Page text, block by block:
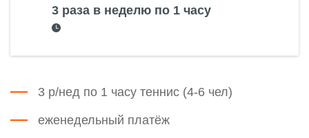
3 раза в неделю по 1 часу
3 р/нед по 1 часу теннис (4-6 чел)
еженедельный платёж